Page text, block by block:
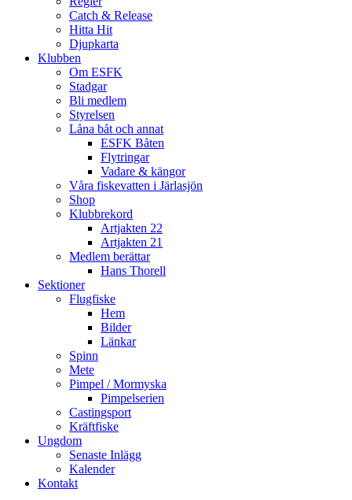
Catch & Release
Hitta Hit
Djupkarta
Klubben
Om ESFK
Stadgar
Bli medlem
Styrelsen
Låna båt och annat
ESFK Båten
Flytringar
Vadare & kängor
Våra fiskevatten i Järlasjön
Shop
Klubbrekord
Artjakten 22
Artjakten 21
Medlem berättar
Hans Thorell
Sektioner
Flugfiske
Hem
Bilder
Länkar
Spinn
Mete
Pimpel / Mormyska
Pimpelserien
Castingsport
Kräftfiske
Ungdom
Senaste Inlägg
Kalender
Kontakt